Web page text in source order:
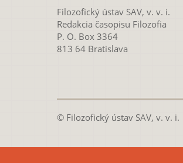
Filozofický ústav SAV, v. v. i.
Redakcia časopisu Filozofia
P. O. Box 3364
813 64 Bratislava
© Filozofický ústav SAV, v. v. i.